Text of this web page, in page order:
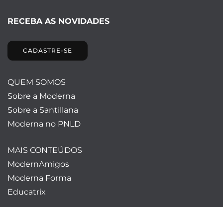
RECEBA AS NOVIDADES
CADASTRE-SE
QUEM SOMOS
Sobre a Moderna
Sobre a Santillana
Moderna no PNLD
MAIS CONTEÚDOS
ModernAmigos
Moderna Forma
Educatrix